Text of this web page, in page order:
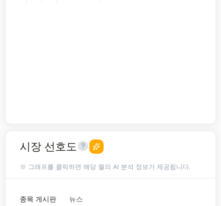
시장 선호도
※ 그래프를 클릭하면 해당 월의 AI 분석 정보가 제공됩니다.
종목 게시판 뉴스